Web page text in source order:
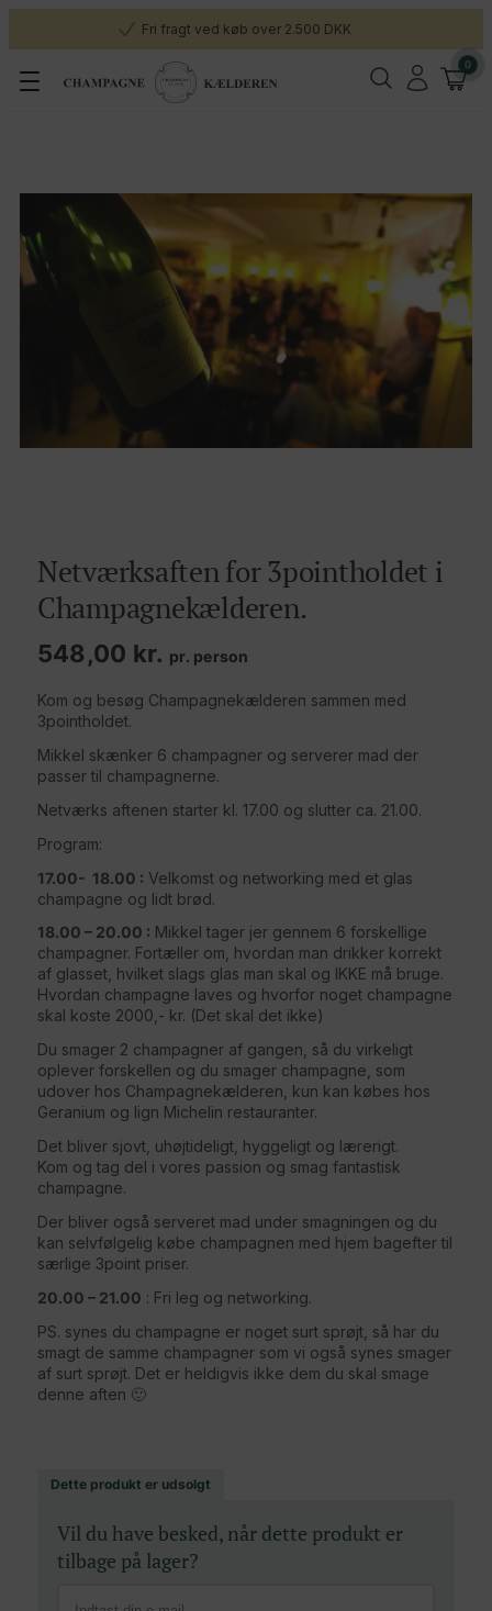
Fri fragt ved køb over 2.500 DKK
0
Netværksaften for 3pointholdet i
Champagnekælderen.
548,00 kr. pr. person
Kom og besøg Champagnekælderen sammen med
3pointholdet.
Mikkel skænker 6 champagner og serverer mad der
passer til champagnerne.
Netværks aftenen starter kl. 17.00 og slutter ca. 21.00.
Program:
17.00- 18.00 : Velkomst og networking med et glas
champagne og lidt brød.
18.00 – 20.00 : Mikkel tager jer gennem 6 forskellige
champagner. Fortæller om, hvordan man drikker korrekt
af glasset, hvilket slags glas man skal og IKKE må bruge.
Hvordan champagne laves og hvorfor noget champagne
skal koste 2000,- kr. (Det skal det ikke)
Du smager 2 champagner af gangen, så du virkeligt
oplever forskellen og du smager champagne, som
udover hos Champagnekælderen, kun kan købes hos
Geranium og lign Michelin restauranter.
Det bliver sjovt, uhøjtideligt, hyggeligt og lærerigt.
Kom og tag del i vores passion og smag fantastisk
champagne.
Der bliver også serveret mad under smagningen og du
kan selvfølgelig købe champagnen med hjem bagefter til
særlige 3point priser.
20.00 – 21.00 : Fri leg og networking.
PS. synes du champagne er noget surt sprøjt, så har du
smagt de samme champagner som vi også synes smager
af surt sprøjt. Det er heldigvis ikke dem du skal smage
denne aften 🙂
Dette produkt er udsolgt
Vil du have besked, når dette produkt er
tilbage på lager?